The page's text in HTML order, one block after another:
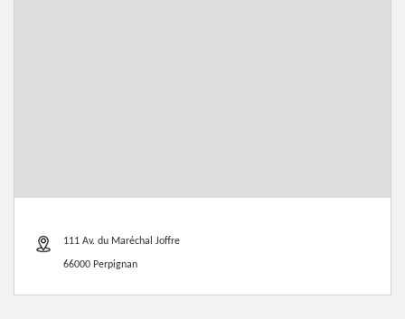
111 Av. du Maréchal Joffre
66000 Perpignan